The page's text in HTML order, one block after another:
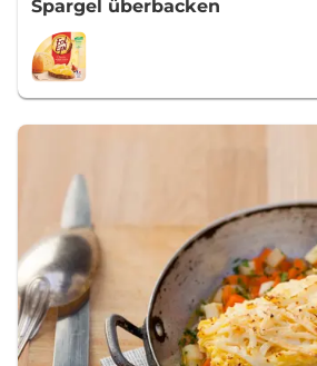
Spargel überbacken